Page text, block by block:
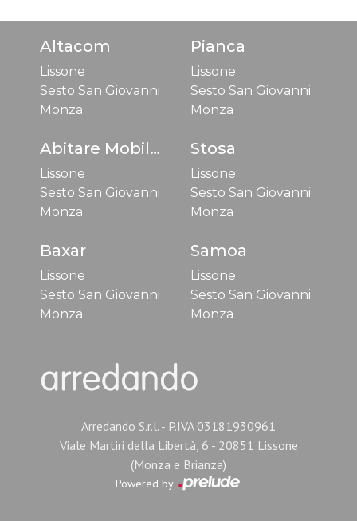
Altacom
Lissone
Sesto San Giovanni
Monza
Pianca
Lissone
Sesto San Giovanni
Monza
Abitare Mobilstella
Lissone
Sesto San Giovanni
Monza
Stosa
Lissone
Sesto San Giovanni
Monza
Baxar
Lissone
Sesto San Giovanni
Monza
Samoa
Lissone
Sesto San Giovanni
Monza
Arredando S.r.l. - P.IVA 03181930961
Viale Martiri della Libertà, 6 - 20851 Lissone
(Monza e Brianza)
Powered by